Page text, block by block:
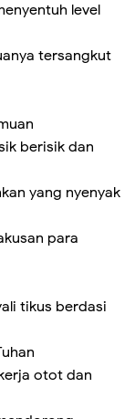
level
tersangkut
berisik dan
yang nyenyak
para
tikus berdasi
otot dan